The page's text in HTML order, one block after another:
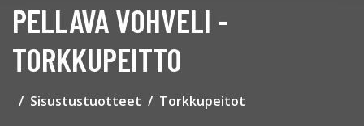
PELLAVA VOHVELI -
TORKKUPEITTO
Sisustustuotteet Torkkupeitot